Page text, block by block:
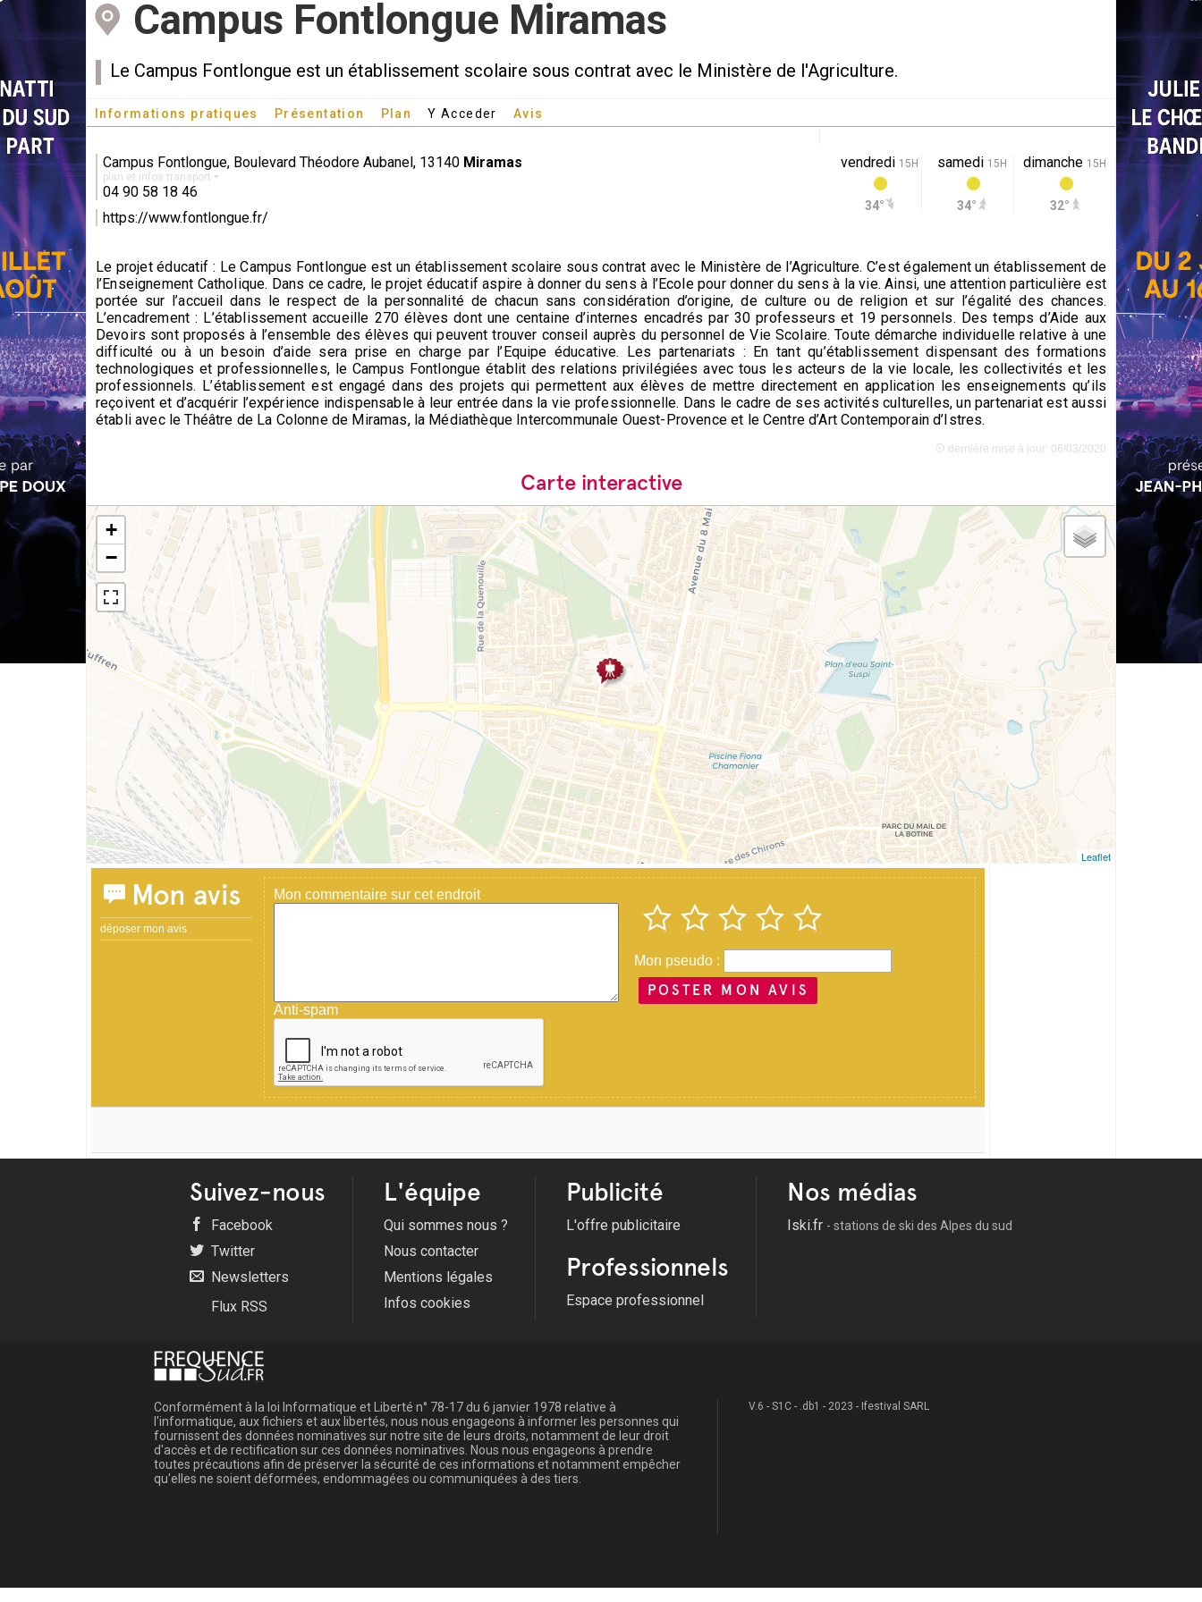
Campus Fontlongue Miramas
Le Campus Fontlongue est un établissement scolaire sous contrat avec le Ministère de l'Agriculture.
Informations pratiques Présentation Plan Y Acceder Avis
Campus Fontlongue, Boulevard Théodore Aubanel, 13140 Miramas
plan et infos transport
04 90 58 18 46
https://www.fontlongue.fr/
vendredi 15H
34°
samedi 15H
34°
dimanche 15H
32°
Le projet éducatif : Le Campus Fontlongue est un établissement scolaire sous contrat avec le Ministère de l’Agriculture. C’est également un établissement de
l’Enseignement Catholique. Dans ce cadre, le projet éducatif aspire à donner du sens à l’Ecole pour donner du sens à la vie. Ainsi, une attention particulière est
portée sur l’accueil dans le respect de la personnalité de chacun sans considération d’origine, de culture ou de religion et sur l’égalité des chances.
L’encadrement : L’établissement accueille 270 élèves dont une centaine d’internes encadrés par 30 professeurs et 19 personnels. Des temps d’Aide aux
Devoirs sont proposés à l’ensemble des élèves qui peuvent trouver conseil auprès du personnel de Vie Scolaire. Toute démarche individuelle relative à une
difficulté ou à un besoin d’aide sera prise en charge par l’Equipe éducative. Les partenariats : En tant qu’établissement dispensant des formations
technologiques et professionnelles, le Campus Fontlongue établit des relations privilégiées avec tous les acteurs de la vie locale, les collectivités et les
professionnels. L’établissement est engagé dans des projets qui permettent aux élèves de mettre directement en application les enseignements qu’ils
reçoivent et d’acquérir l’expérience indispensable à leur entrée dans la vie professionnelle. Dans le cadre de ses activités culturelles, un partenariat est aussi
établi avec le Théâtre de La Colonne de Miramas, la Médiathèque Intercommunale Ouest-Provence et le Centre d’Art Contemporain d’Istres.
dernière mise à jour: 06/03/2020
Carte interactive
+
−
Leaflet
Mon avis
déposer mon avis
Mon commentaire sur cet endroit
Anti-spam
Mon pseudo :
POSTER MON AVIS
Suivez-nous
Facebook
Twitter
Newsletters
Flux RSS
L'équipe
Qui sommes nous ?
Nous contacter
Mentions légales
Infos cookies
Publicité
L'offre publicitaire
Professionnels
Espace professionnel
Nos médias
Iski.fr - stations de ski des Alpes du sud
Conformément à la loi Informatique et Liberté n° 78-17 du 6 janvier 1978 relative à
l'informatique, aux fichiers et aux libertés, nous nous engageons à informer les personnes qui
fournissent des données nominatives sur notre site de leurs droits, notamment de leur droit
d'accès et de rectification sur ces données nominatives. Nous nous engageons à prendre
toutes précautions afin de préserver la sécurité de ces informations et notamment empêcher
qu'elles ne soient déformées, endommagées ou communiquées à des tiers.
V.6 - S1C - .db1 - 2023 - Ifestival SARL